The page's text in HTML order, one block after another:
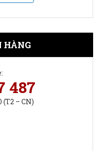
mướn đến mức tối
HÀNG
487
(T2 – CN)